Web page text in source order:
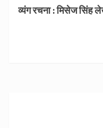
Reading
व्यंग रचना : मिसेज सिंह